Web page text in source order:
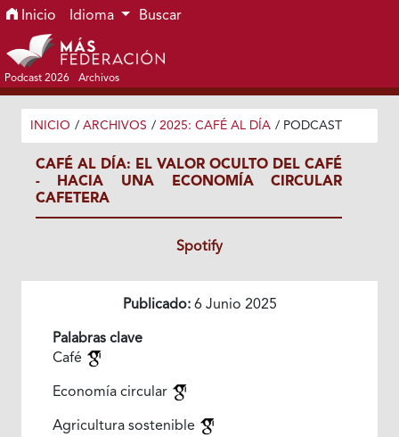
Ir al menú de navegación principal
Ir al contenido principal
Ir al pie de página del sitio
Inicio Idioma Buscar
Podcast 2026 Archivos
INICIO / ARCHIVOS / 2025: CAFÉ AL DÍA / PODCAST
CAFÉ AL DÍA: EL VALOR OCULTO DEL CAFÉ
- HACIA UNA ECONOMÍA CIRCULAR
CAFETERA
Spotify
Publicado:6 Junio 2025
Palabras clave
Café
Economía circular
Agricultura sostenible